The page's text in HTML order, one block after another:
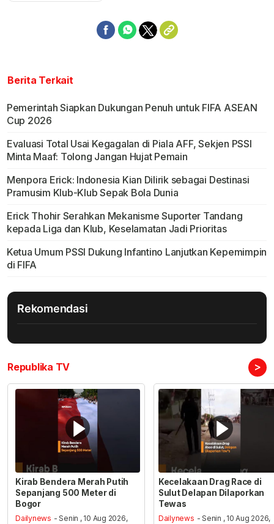
Berita Terkait
Pemerintah Siapkan Dukungan Penuh untuk FIFA ASEAN
Cup 2026
Evaluasi Total Usai Kegagalan di Piala AFF, Sekjen PSSI
Minta Maaf: Tolong Jangan Hujat Pemain
Menpora Erick: Indonesia Kian Dilirik sebagai Destinasi
Pramusim Klub-Klub Sepak Bola Dunia
Erick Thohir Serahkan Mekanisme Suporter Tandang
kepada Liga dan Klub, Keselamatan Jadi Prioritas
Ketua Umum PSSI Dukung Infantino Lanjutkan Kepemimpin
di FIFA
Rekomendasi
Republika TV >
Kirab Bendera Merah Putih
Sepanjang 500 Meter di
Bogor
Dailynews - Senin , 10 Aug 2026,
Kecelakaan Drag Race di
Sulut Delapan Dilaporkan
Tewas
Dailynews - Senin , 10 Aug 2026,